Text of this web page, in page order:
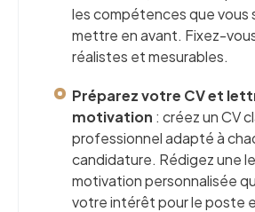
les compétences que vous
mettre en avant. Fixez-
réalistes et mesurables.
Préparez votre CV et
motivation : créez un CV
professionnel adapté à
candidature. Rédigez une
motivation personnalisée
votre intérêt pour le poste